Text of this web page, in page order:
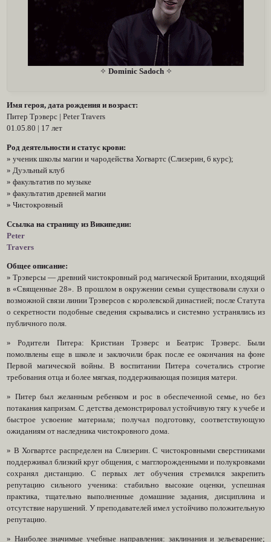
✧ Dominic Sadoch ✧
Имя героя, дата рождения и возраст:
Питер Трэверс | Peter Travers
01.05.80 | 17 лет
Род деятельности и статус крови:
» ученик школы магии и чародейства Хогвартс (Слизерин, 6 курс);
» Дуэльный клуб
» факультатив по музыке
» факультатив древней магии
» Чистокровный
Ссылка на страницу из Википедии:
Peter
Travers
Общее описание:
» Трэверсы — древний чистокровный род магической Британии, входящий
в «Священные 28». В прошлом в окружении семьи существовали слухи о
возможной связи линии Трэверсов с королевской династией; после Статута
о секретности подобные сведения скрывались и системно устранялись из
публичного поля.
» Родители Питера: Кристиан Трэверс и Беатрис Трэверс. Были
помолвлены еще в школе и заключили брак после ее окончания на фоне
Первой магической войны. В воспитании Питера сочетались строгие
требования отца и более мягкая, поддерживающая позиция матери.
» Питер был желанным ребенком и рос в обеспеченной семье, но без
потакания капризам. С детства демонстрировал устойчивую тягу к учебе и
быстрое усвоение материала; получал подготовку, соответствующую
ожиданиям от наследника чистокровного дома.
» В Хогвартсе распределен на Слизерин. С чистокровными сверстниками
поддерживал близкий круг общения, с магглорожденными и полукровками
сохранял дистанцию. С первых лет обучения стремился закрепить
репутацию сильного ученика: стабильно высокие оценки, успешная
практика, тщательно выполненные домашние задания, дисциплина и
отсутствие нарушений. У преподавателей имел устойчиво положительную
репутацию.
» Наиболее значимые учебные направления: заклинания и зельеварение;